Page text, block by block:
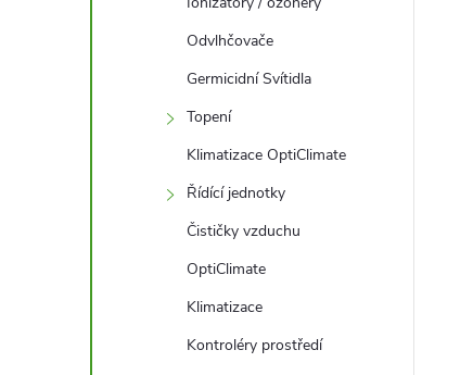
Odvlhčovače
Germicidní Svítidla
Topení
Klimatizace OptiClimate
Řídící jednotky
Čističky vzduchu
OptiClimate
Klimatizace
Kontroléry prostředí